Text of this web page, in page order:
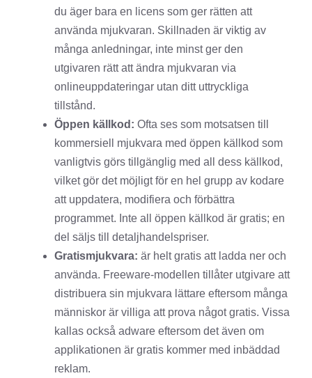
du äger bara en licens som ger rätten att
använda mjukvaran. Skillnaden är viktig av
många anledningar, inte minst ger den
utgivaren rätt att ändra mjukvaran via
onlineuppdateringar utan ditt uttryckliga
tillstånd.
Öppen källkod: Ofta ses som motsatsen till
kommersiell mjukvara med öppen källkod som
vanligtvis görs tillgänglig med all dess källkod,
vilket gör det möjligt för en hel grupp av kodare
att uppdatera, modifiera och förbättra
programmet. Inte all öppen källkod är gratis; en
del säljs till detaljhandelspriser.
Gratismjukvara: är helt gratis att ladda ner och
använda. Freeware-modellen tillåter utgivare att
distribuera sin mjukvara lättare eftersom många
människor är villiga att prova något gratis. Vissa
kallas också adware eftersom det även om
applikationen är gratis kommer med inbäddad
reklam.